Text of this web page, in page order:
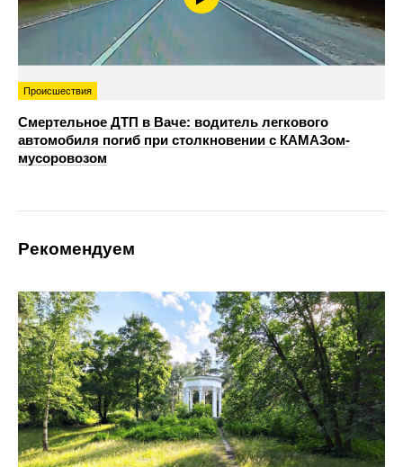
Происшествия
Смертельное ДТП в Ваче: водитель легкового
автомобиля погиб при столкновении с КАМАЗом-
мусоровозом
Рекомендуем